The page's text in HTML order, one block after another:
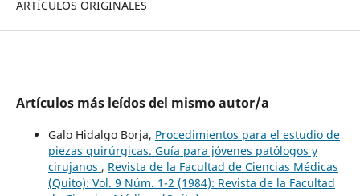
ARTÍCULOS ORIGINALES
Artículos más leídos del mismo autor/a
Galo Hidalgo Borja, Procedimientos para el estudio de
piezas quirúrgicas. Guía para jóvenes patólogos y
cirujanos , Revista de la Facultad de Ciencias Médicas
(Quito): Vol. 9 Núm. 1-2 (1984): Revista de la Facultad